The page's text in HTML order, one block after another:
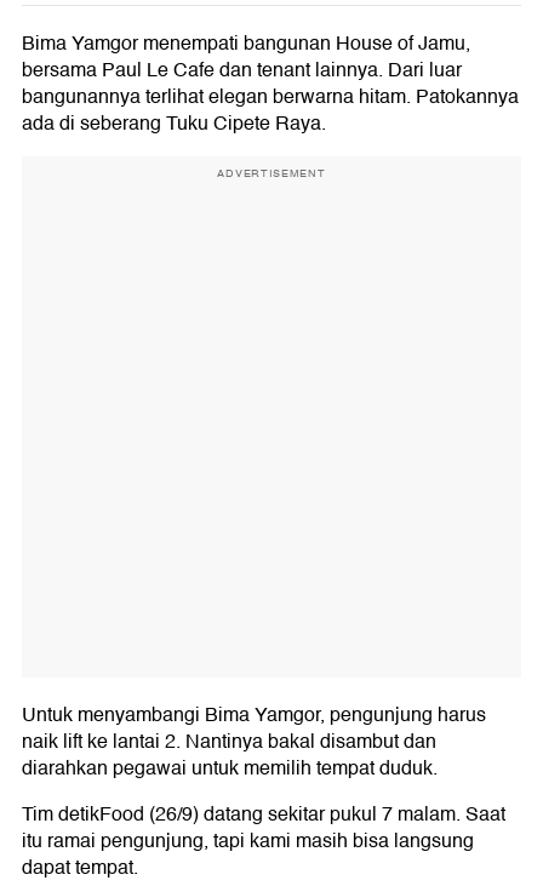
Bima Yamgor menempati bangunan House of Jamu,
bersama Paul Le Cafe dan tenant lainnya. Dari luar
bangunannya terlihat elegan berwarna hitam. Patokannya
ada di seberang Tuku Cipete Raya.
ADVERTISEMENT
Untuk menyambangi Bima Yamgor, pengunjung harus
naik lift ke lantai 2. Nantinya bakal disambut dan
diarahkan pegawai untuk memilih tempat duduk.
Tim detikFood (26/9) datang sekitar pukul 7 malam. Saat
itu ramai pengunjung, tapi kami masih bisa langsung
dapat tempat.